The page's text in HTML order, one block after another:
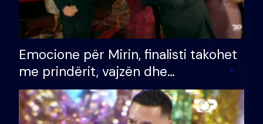
Emocione për Mirin, finalisti takohet
me prindërit, vajzën dhe
bashkëshorten: S’kemi ndonjë letër
divorci apo jo?